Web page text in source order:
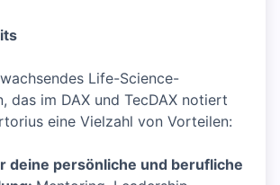
Life-Science-
das im DAX und TecDAX notiert
eine Vielzahl von Vorteilen:
deine persönliche und berufliche